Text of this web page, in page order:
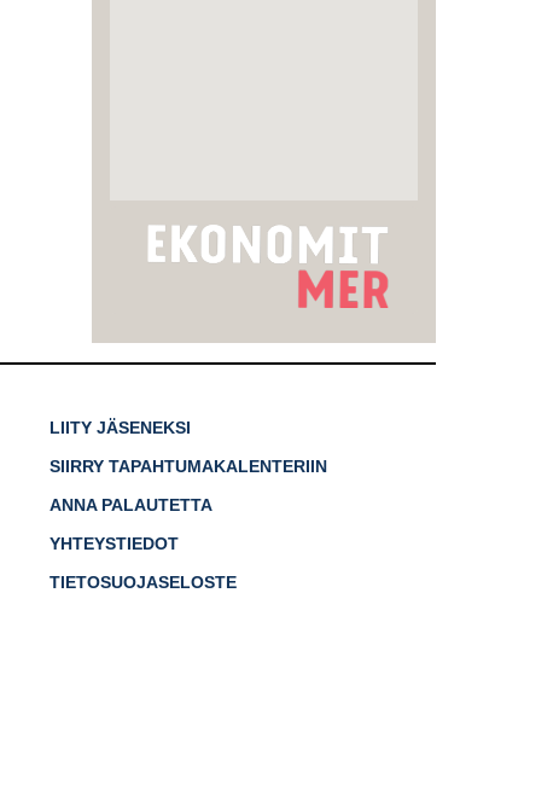
LIITY JÄSENEKSI
SIIRRY TAPAHTUMAKALENTERIIN
ANNA PALAUTETTA
YHTEYSTIEDOT
TIETOSUOJASELOSTE